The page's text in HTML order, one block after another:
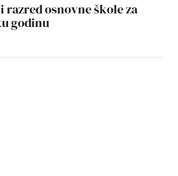
razred osnovne škole za
godinu